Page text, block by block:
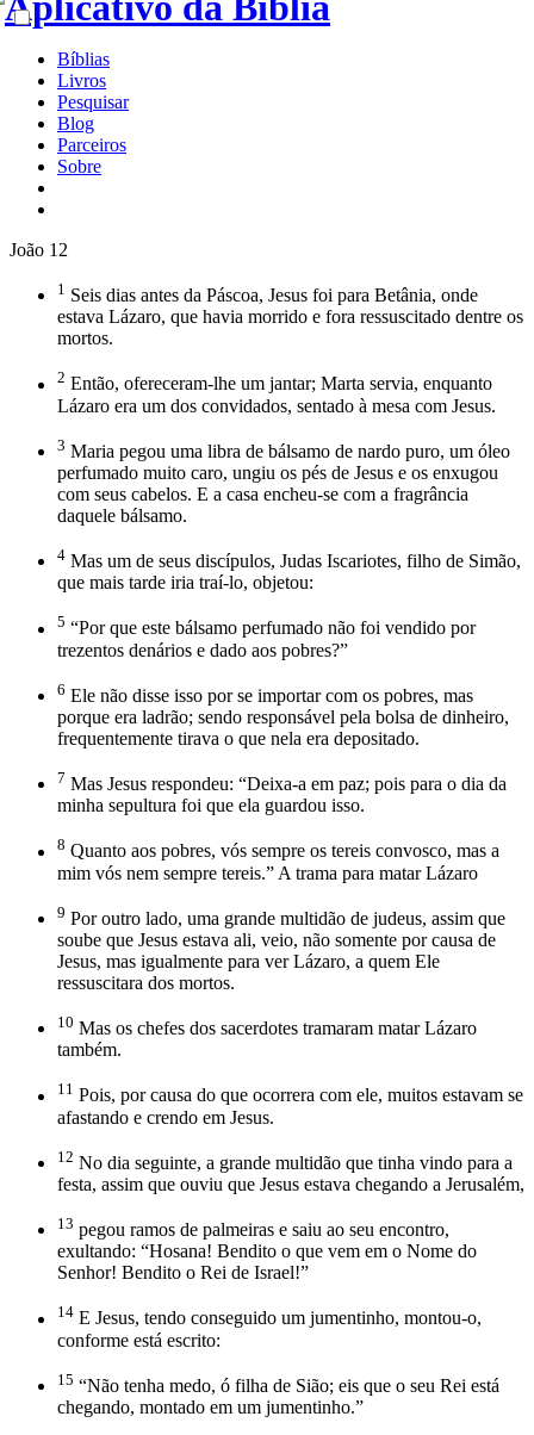
Bíblias
Livros
Pesquisar
Blog
Parceiros
Sobre
João 12
1 Seis dias antes da Páscoa, Jesus foi para Betânia, onde
estava Lázaro, que havia morrido e fora ressuscitado dentre os
mortos.
2 Então, ofereceram-lhe um jantar; Marta servia, enquanto
Lázaro era um dos convidados, sentado à mesa com Jesus.
3 Maria pegou uma libra de bálsamo de nardo puro, um óleo
perfumado muito caro, ungiu os pés de Jesus e os enxugou
com seus cabelos. E a casa encheu-se com a fragrância
daquele bálsamo.
4 Mas um de seus discípulos, Judas Iscariotes, filho de Simão,
que mais tarde iria traí-lo, objetou:
5 “Por que este bálsamo perfumado não foi vendido por
trezentos denários e dado aos pobres?”
6 Ele não disse isso por se importar com os pobres, mas
porque era ladrão; sendo responsável pela bolsa de dinheiro,
frequentemente tirava o que nela era depositado.
7 Mas Jesus respondeu: “Deixa-a em paz; pois para o dia da
minha sepultura foi que ela guardou isso.
8 Quanto aos pobres, vós sempre os tereis convosco, mas a
mim vós nem sempre tereis.” A trama para matar Lázaro
9 Por outro lado, uma grande multidão de judeus, assim que
soube que Jesus estava ali, veio, não somente por causa de
Jesus, mas igualmente para ver Lázaro, a quem Ele
ressuscitara dos mortos.
10 Mas os chefes dos sacerdotes tramaram matar Lázaro
também.
11 Pois, por causa do que ocorrera com ele, muitos estavam se
afastando e crendo em Jesus.
12 No dia seguinte, a grande multidão que tinha vindo para a
festa, assim que ouviu que Jesus estava chegando a Jerusalém,
13 pegou ramos de palmeiras e saiu ao seu encontro,
exultando: “Hosana! Bendito o que vem em o Nome do
Senhor! Bendito o Rei de Israel!”
14 E Jesus, tendo conseguido um jumentinho, montou-o,
conforme está escrito:
15 “Não tenha medo, ó filha de Sião; eis que o seu Rei está
chegando, montado em um jumentinho.”